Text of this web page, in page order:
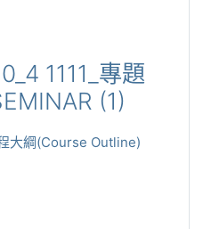
1111_專題
(1)
大綱(Course Outline)